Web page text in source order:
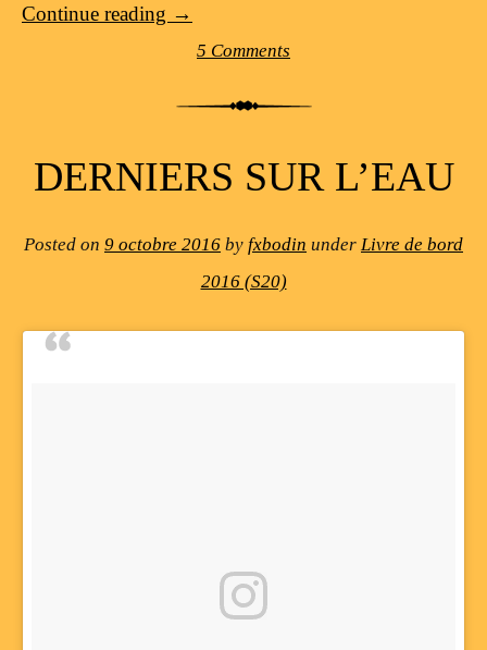
Continue reading →
5 Comments
DERNIERS SUR L’EAU
Posted on 9 octobre 2016 by fxbodin under Livre de bord
2016 (S20)